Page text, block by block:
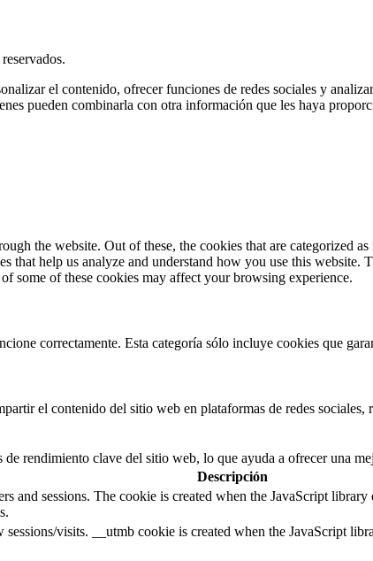
el contenido, ofrecer funciones de redes sociales y
pueden combinarla con otra información que les haya
the website. Out of these, the cookies that are categorized
that help us analyze and understand how you use this
some of these cookies may affect your browsing experience.
correctamente. Esta categoría sólo incluye cookies que
el contenido del sitio web en plataformas de redes
rendimiento clave del sitio web, lo que ayuda a ofrecer una
Descripción
and sessions. The cookie is created when the JavaScript
visits. __utmb cookie is created when the JavaScript